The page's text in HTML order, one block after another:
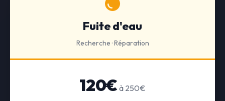
Fuite d'eau
Recherche · Réparation
120€ à 250€